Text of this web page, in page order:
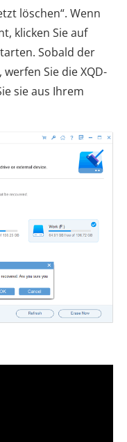
löschen“. Wenn
klicken Sie auf
Sobald der
Sie die XQD-
sie aus Ihrem